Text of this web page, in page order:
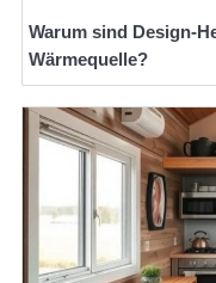
Warum sind Design-
Wärmequelle?